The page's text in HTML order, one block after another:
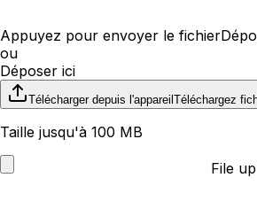
Appuyez pour envoyer le fichier
ou
Déposer ici
Télécharger depuis l'appareil Téléchargez
Taille jusqu'à 100 MB
File